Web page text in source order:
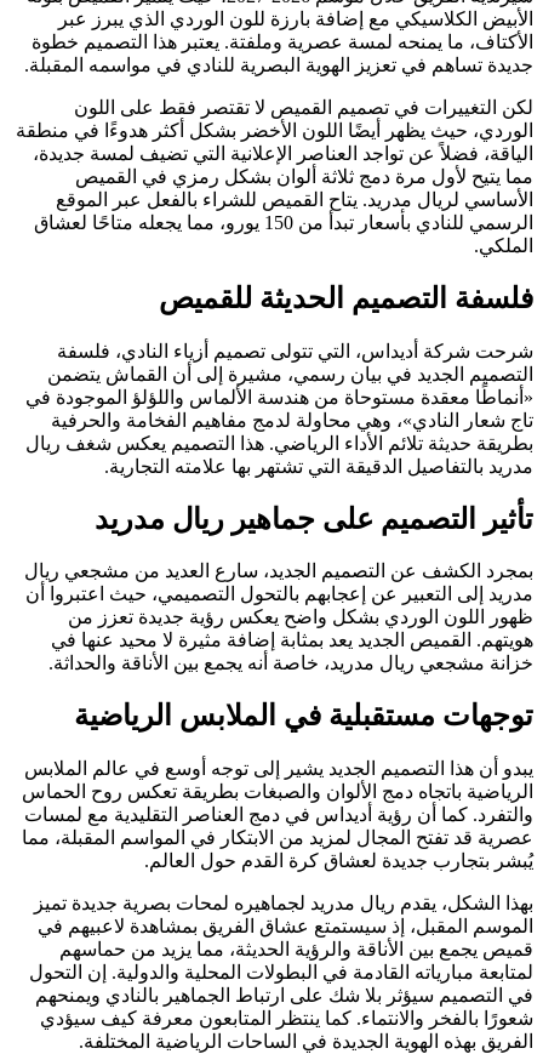
الأبيض الكلاسيكي مع إضافة بارزة للون الوردي الذي يبرز عبر
الأكتاف، ما يمنحه لمسة عصرية وملفتة. يعتبر هذا التصميم خطوة
جديدة تساهم في تعزيز الهوية البصرية للنادي في مواسمه المقبلة.
لكن التغييرات في تصميم القميص لا تقتصر فقط على اللون
الوردي، حيث يظهر أيضًا اللون الأخضر بشكل أكثر هدوءًا في منطقة
الياقة، فضلاً عن تواجد العناصر الإعلانية التي تضيف لمسة جديدة،
مما يتيح لأول مرة دمج ثلاثة ألوان بشكل رمزي في القميص
الأساسي لريال مدريد. يتاح القميص للشراء بالفعل عبر الموقع
الرسمي للنادي بأسعار تبدأ من 150 يورو، مما يجعله متاحًا لعشاق
الملكي.
فلسفة التصميم الحديثة للقميص
شرحت شركة أديداس، التي تتولى تصميم أزياء النادي، فلسفة
التصميم الجديد في بيان رسمي، مشيرة إلى أن القماش يتضمن
«أنماطًا معقدة مستوحاة من هندسة الألماس واللؤلؤ الموجودة في
تاج شعار النادي»، وهي محاولة لدمج مفاهيم الفخامة والحرفية
بطريقة حديثة تلائم الأداء الرياضي. هذا التصميم يعكس شغف ريال
مدريد بالتفاصيل الدقيقة التي تشتهر بها علامته التجارية.
تأثير التصميم على جماهير ريال مدريد
بمجرد الكشف عن التصميم الجديد، سارع العديد من مشجعي ريال
مدريد إلى التعبير عن إعجابهم بالتحول التصميمي، حيث اعتبروا أن
ظهور اللون الوردي بشكل واضح يعكس رؤية جديدة تعزز من
هويتهم. القميص الجديد يعد بمثابة إضافة مثيرة لا محيد عنها في
خزانة مشجعي ريال مدريد، خاصة أنه يجمع بين الأناقة والحداثة.
توجهات مستقبلية في الملابس الرياضية
يبدو أن هذا التصميم الجديد يشير إلى توجه أوسع في عالم الملابس
الرياضية باتجاه دمج الألوان والصبغات بطريقة تعكس روح الحماس
والتفرد. كما أن رؤية أديداس في دمج العناصر التقليدية مع لمسات
عصرية قد تفتح المجال لمزيد من الابتكار في المواسم المقبلة، مما
يُبشر بتجارب جديدة لعشاق كرة القدم حول العالم.
بهذا الشكل، يقدم ريال مدريد لجماهيره لمحات بصرية جديدة تميز
الموسم المقبل، إذ سيستمتع عشاق الفريق بمشاهدة لاعبيهم في
قميص يجمع بين الأناقة والرؤية الحديثة، مما يزيد من حماسهم
لمتابعة مبارياته القادمة في البطولات المحلية والدولية. إن التحول
في التصميم سيؤثر بلا شك على ارتباط الجماهير بالنادي ويمنحهم
شعورًا بالفخر والانتماء. كما ينتظر المتابعون معرفة كيف سيؤدي
الفريق بهذه الهوية الجديدة في الساحات الرياضية المختلفة.